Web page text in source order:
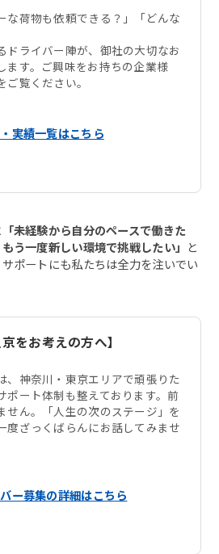
な荷物も依頼できる？」「どんな
ドライバー陣が、御社の大切なお
ます。ご興味をお持ちの企業様
覧ください。
実績一覧はこちら
「未経験から自分のペースで働きた
う一度新しい環境で挑戦したい」 と
ポートにも私たちは全力を注いでい
をお考えの方へ】
、神奈川・東京エリアで頑張りた
ポート体制も整えております。前
せん。「人生の次のステージ」を
度ざっくばらんにお話してみませ
ー募集の詳細はこちら